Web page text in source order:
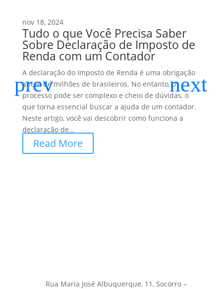
nov 18, 2024
Tudo o que Você Precisa Saber
Sobre Declaração de Imposto de
Renda com um Contador
A declaração do Imposto de Renda é uma obrigação
anual de milhões de brasileiros. No entanto, o
processo pode ser complexo e cheio de dúvidas, o
que torna essencial buscar a ajuda de um contador.
Neste artigo, você vai descobrir como funciona a
declaração de...
Read More
Rua Maria José Albuquerque, 11, Socorro –